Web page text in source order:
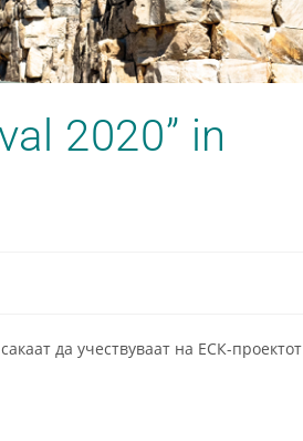
2020” in
да учествуваат на ЕСК-проектот